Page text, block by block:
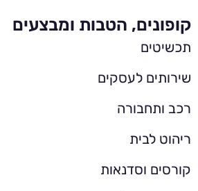
קופונים, הטבות ומבצעים
תכשיטים
שירותים לעסקים
רכב ותחבורה
ריהוט לבית
קורסים וסדנאות